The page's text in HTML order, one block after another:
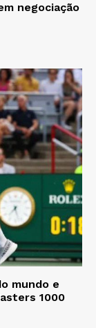
negociação
mundo e
1000